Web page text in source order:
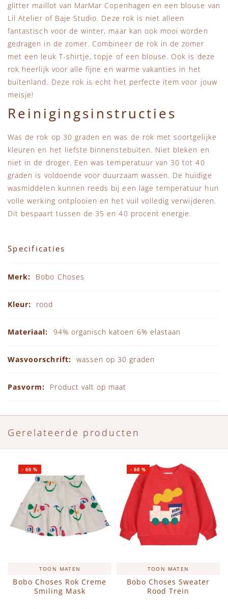
glitter maillot van MarMar Copenhagen en een blouse van
Lil Atelier of Baje Studio. Deze rok is niet alleen
fantastisch voor de winter, maar kan ook mooi worden
gedragen in de zomer. Combineer de rok in de zomer
met een leuk T-shirtje, topje of een blouse. Ook is deze
rok heerlijk voor alle fijne en warme vakanties in het
buitenland. Deze rok is echt het perfecte item voor jouw
meisje!
Reinigingsinstructies
Was de rok op 30 graden en was de rok met soortgelijke
kleuren en het liefste binnenstebuiten. Niet bleken en
niet in de droger. Een was temperatuur van 30 tot 40
graden is voldoende voor duurzaam wassen. De huidige
wasmiddelen kunnen reeds bij een lage temperatuur hun
volle werking ontplooien en het vuil volledig verwijderen.
Dit bespaart tussen de 35 en 40 procent energie.
Specificaties
Bobo Choses
rood
94% organisch katoen 6% elastaan
wassen op 30 graden
Product valt op maat
Gerelateerde producten
TOON MATEN
Bobo Choses Rok Creme
Smiling Mask
-60 %
TOON MATEN
Bobo Choses Sweater
Rood Trein
-60 %